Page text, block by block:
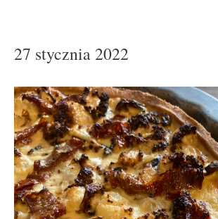
27 stycznia 2022